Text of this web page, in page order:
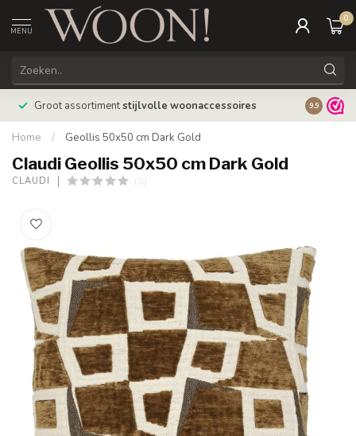
MENU
0
Groot assortimentstijlvolle woonaccessoires 9.9
Home / Geollis 50x50 cm Dark Gold
Claudi Geollis 50x50 cm Dark Gold
CLAUDI (0)